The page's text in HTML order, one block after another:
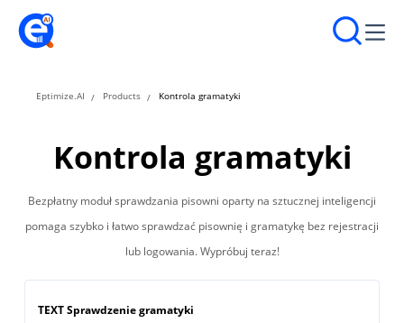
Eptimize.AI Products Kontrola gramatyki
Kontrola gramatyki
Bezpłatny moduł sprawdzania pisowni oparty na sztucznej inteligencji
pomaga szybko i łatwo sprawdzać pisownię i gramatykę bez rejestracji
lub logowania. Wypróbuj teraz!
TEXT Sprawdzenie gramatyki